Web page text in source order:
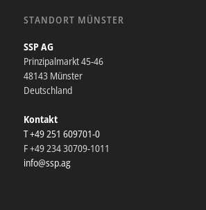
STANDORT MÜNSTER
SSP AG
Prinzipalmarkt 45-46
48143 Münster
Deutschland
Kontakt
T +49 251 609701-0
F +49 234 30709-1011
info@ssp.ag